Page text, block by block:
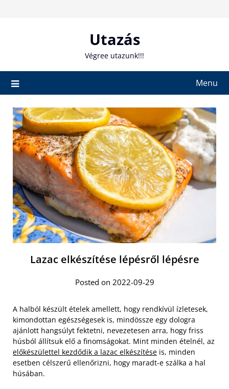
Utazás
Végree utazunk!!!
Menu
Lazac elkészítése lépésről lépésre
Posted on 2022-09-29
A halból készült ételek amellett, hogy rendkívül ízletesek,
kimondottan egészségesek is, mindössze egy dologra
ajánlott hangsúlyt fektetni, nevezetesen arra, hogy friss
húsból állítsuk elő a finomságokat. Mint minden ételnél, az
előkészülettel kezdődik a lazac elkészítése is, minden
esetben célszerű ellenőrizni, hogy maradt-e szálka a hal
húsában.